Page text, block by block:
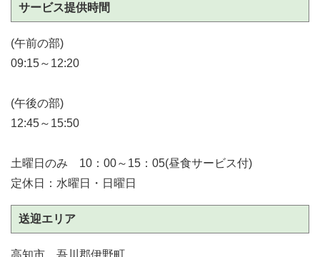
サービス提供時間
(午前の部)
09:15～12:20
(午後の部)
12:45～15:50
土曜日のみ 10：00～15：05(昼食サービス付)
定休日：水曜日・日曜日
送迎エリア
高知市、吾川郡伊野町